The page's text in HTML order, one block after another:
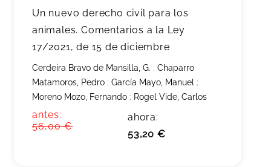
Un nuevo derecho civil para los
animales. Comentarios a la Ley
17/2021, de 15 de diciembre
Cerdeira Bravo de Mansilla, G. ; Chaparro
Matamoros, Pedro ; García Mayo, Manuel ;
Moreno Mozo, Fernando ; Rogel Vide, Carlos
antes:
56,00 €
ahora:
53,20 €